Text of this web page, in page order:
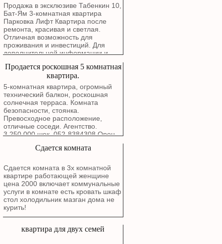
атмосферными закатами с балкона
Маркетинговая цена: 3,780,000
шекелей
Продажа в эксклюзиве Табенкин 10,
Бат-Ям 3-комнатная квартира
Парковка Лифт Квартира после
ремонта, красивая и светлая.
Отличная возможность для
проживания и инвестиций. Для
дополнительной информации и
нами.
Продается роскошная 5 комнатная
квартира.
5-комнатная квартира, огромный
технический балкон, роскошная
солнечная терраса. Комната
безопасности, стоянка.
Превосходное расположение,
отличные соседи. Агентство.
3,250,000 шек. 052-8384308 Орен.
Сдается комната
Сдается комната в 3х комнатной
квартире работающей женщине
цена 2000 включает коммунальные
услуги в комнате есть кровать шкаф
стол холодильник мазган дома не
курить!
квартира для двух семей